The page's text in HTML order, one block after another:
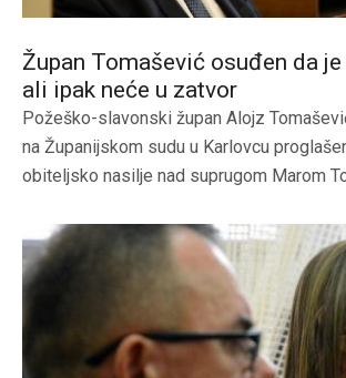
Župan Tomašević osuđen da je
ali ipak neće u zatvor
Požeško-slavonski župan Alojz
na Županijskom sudu u Karlovcu
obiteljsko nasilje nad suprugom Marom